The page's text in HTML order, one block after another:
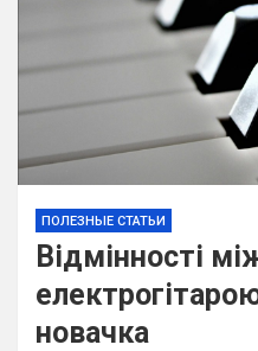
ПОЛЕЗНЫЕ СТАТЬИ
Відмінності
новачка